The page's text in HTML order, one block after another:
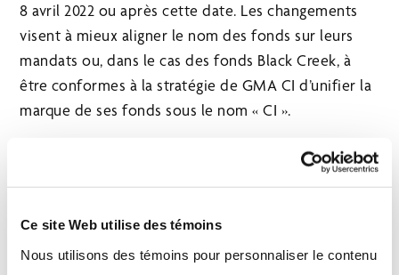
Ce site Web utilise des témoins
Nous utilisons des témoins pour personnaliser le contenu
8 avril 2022 ou après cette date. Les changements
visent à mieux aligner le nom des fonds sur leurs
mandats ou, dans le cas des fonds Black Creek, à
être conformes à la stratégie de GMA CI d’unifier la
marque de ses fonds sous le nom « CI ».
Nom actuel du fonds
Nouveau nom du
Catégorie de société
Catégorie de société